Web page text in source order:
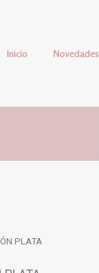
Inicio Novedades
PLATA